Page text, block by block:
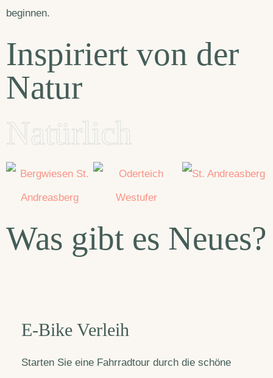
beginnen.
Inspiriert von der
Natur
Natürlich
Was gibt es Neues?
E-Bike Verleih
Starten Sie eine Fahrradtour durch die schöne